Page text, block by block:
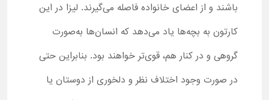
باشند و از اعضای خانواده فاصله می‌گیرند. لیزا در این
کارتون به بچه‌ها یاد می‌دهد که انسان‌ها به‌صورت
گروهی و در کنار هم، قوی‌تر خواهند بود. بنابراین حتی
در صورت وجود اختلاف نظر و دلخوری از دوستان یا